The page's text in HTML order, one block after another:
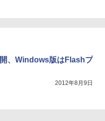
、Windows版はFlashプ
2012年8月9日